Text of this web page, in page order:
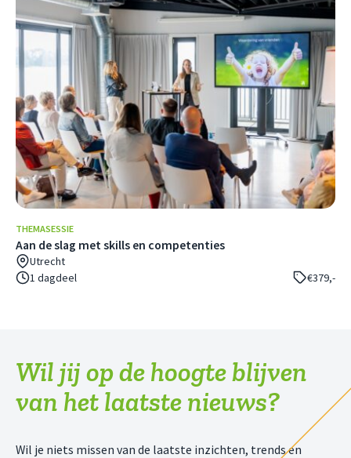
THEMASESSIE
Aan de slag met skills en competenties
Utrecht
1 dagdeel
€379,-
Wil jij op de hoogte blijven
van het laatste nieuws?
Wil je niets missen van de laatste inzichten, trends en